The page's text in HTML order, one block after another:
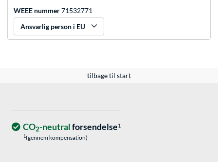
WEEE nummer71532771
Ansvarlig person i EU
tilbage til start
CO2-neutralforsendelse1
1(gennem kompensation)